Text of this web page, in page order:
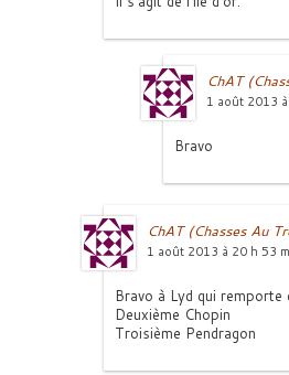
ChAT
1 août 2013
Bravo
ChAT (Chasses Au
1 août 2013 à 20 h 53
Bravo à Lyd qui
Deuxième Chopin
Troisième Pendragon